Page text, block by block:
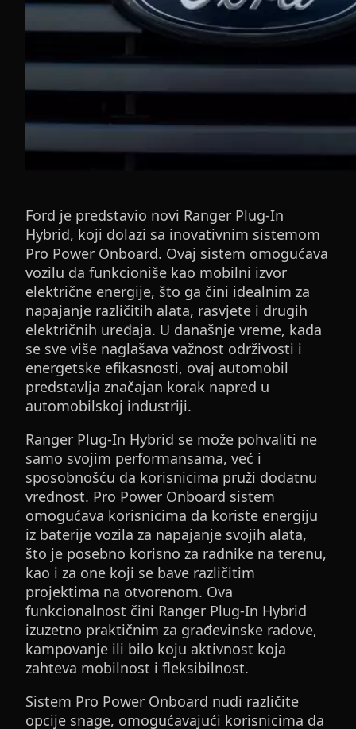
Ford je predstavio novi Ranger Plug-In
Hybrid, koji dolazi sa inovativnim sistemom
Pro Power Onboard. Ovaj sistem omogućava
vozilu da funkcioniše kao mobilni izvor
električne energije, što ga čini idealnim za
napajanje različitih alata, rasvjete i drugih
električnih uređaja. U današnje vreme, kada
se sve više naglašava važnost održivosti i
energetske efikasnosti, ovaj automobil
predstavlja značajan korak napred u
automobilskoj industriji.
Ranger Plug-In Hybrid se može pohvaliti ne
samo svojim performansama, već i
sposobnošću da korisnicima pruži dodatnu
vrednost. Pro Power Onboard sistem
omogućava korisnicima da koriste energiju
iz baterije vozila za napajanje svojih alata,
što je posebno korisno za radnike na terenu,
kao i za one koji se bave različitim
projektima na otvorenom. Ova
funkcionalnost čini Ranger Plug-In Hybrid
izuzetno praktičnim za građevinske radove,
kampovanje ili bilo koju aktivnost koja
zahteva mobilnost i fleksibilnost.
Sistem Pro Power Onboard nudi različite
opcije snage, omogućavajući korisnicima da